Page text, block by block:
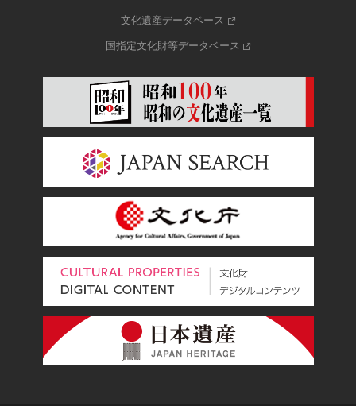
文化遺産データベース
国指定文化財等データベース